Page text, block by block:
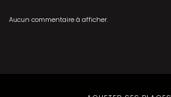
Aucun commentaire à afficher.